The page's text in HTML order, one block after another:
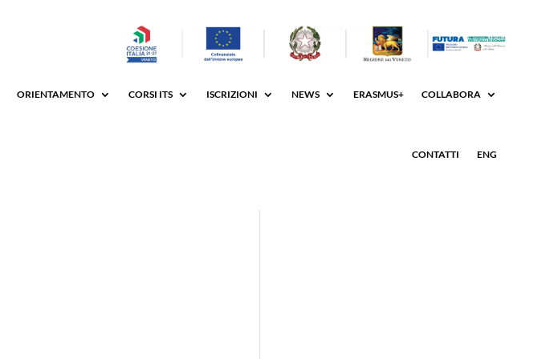
ORIENTAMENTO CORSI ITS ISCRIZIONI NEWS ERASMUS+ COLLABORA
CONTATTI ENG